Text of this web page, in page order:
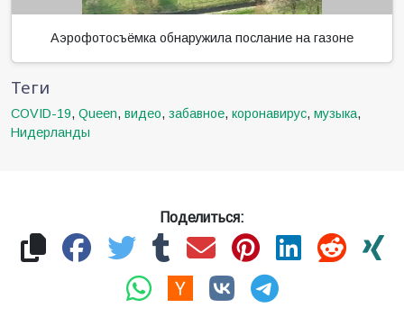
Аэрофотосъёмка обнаружила послание на газоне
Теги
COVID-19, Queen, видео, забавное, коронавирус, музыка,
Нидерланды
Поделиться: